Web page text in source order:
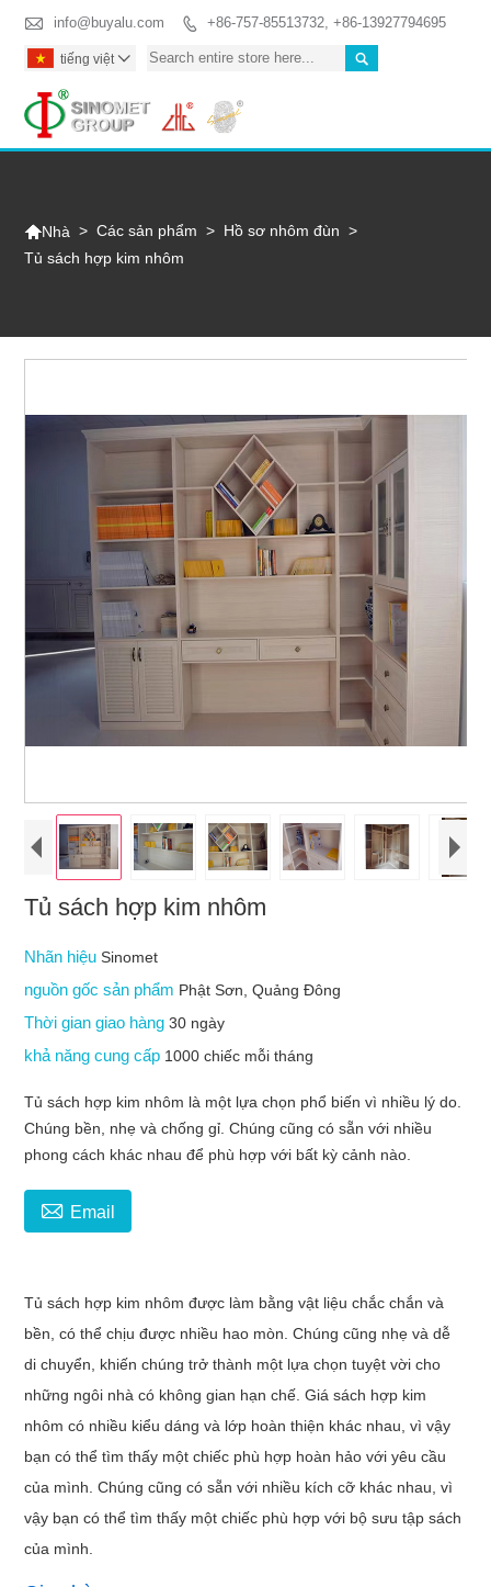
 info@buyalu.com  +86-757-85513732, +86-13927794695

tiếng việt 
Nhà > Các sản phẩm > Hồ sơ nhôm đùn >
Tủ sách hợp kim nhôm
Tủ sách hợp kim nhôm
Nhãn hiệuSinomet
nguồn gốc sản phẩm Phật Sơn, Quảng Đông
Thời gian giao hàng30 ngày
khả năng cung cấp 1000 chiếc mỗi tháng
Tủ sách hợp kim nhôm là một lựa chọn phổ biến vì nhiều lý do.
Chúng bền, nhẹ và chống gỉ. Chúng cũng có sẵn với nhiều
phong cách khác nhau để phù hợp với bất kỳ cảnh nào.
 Email
Tủ sách hợp kim nhôm được làm bằng vật liệu chắc chắn và
bền, có thể chịu được nhiều hao mòn. Chúng cũng nhẹ và dễ
di chuyển, khiến chúng trở thành một lựa chọn tuyệt vời cho
những ngôi nhà có không gian hạn chế. Giá sách hợp kim
nhôm có nhiều kiểu dáng và lớp hoàn thiện khác nhau, vì vậy
bạn có thể tìm thấy một chiếc phù hợp hoàn hảo với yêu cầu
của mình. Chúng cũng có sẵn với nhiều kích cỡ khác nhau, vì
vậy bạn có thể tìm thấy một chiếc phù hợp với bộ sưu tập sách
của mình.